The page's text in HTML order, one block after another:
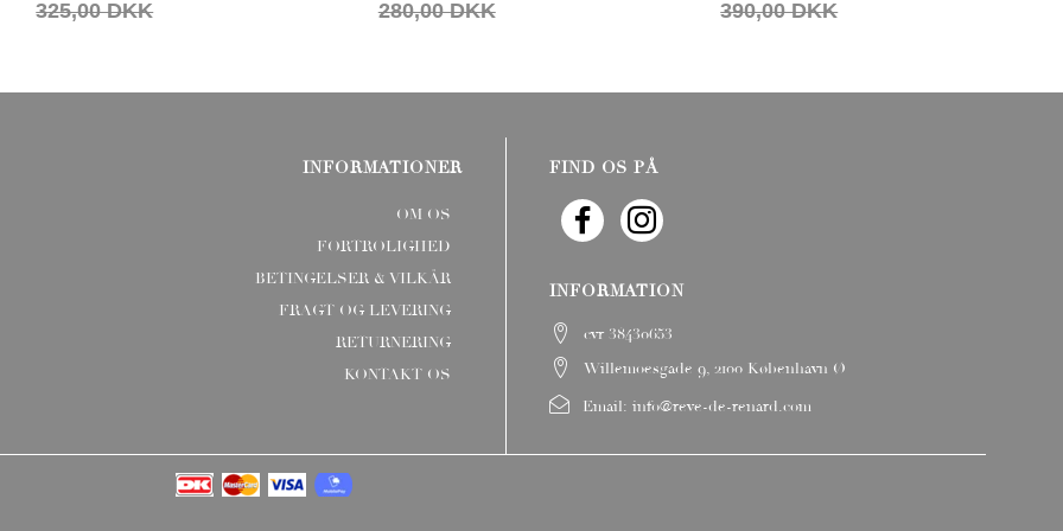
325,00 DKK
280,00 DKK
390,00 DKK
INFORMATIONER
OM OS
FORTROLIGHED
BETINGELSER & VILKÅR
FRAGT OG LEVERING
RETURNERING
KONTAKT OS
FIND OS PÅ
INFORMATION
cvr 38430653
Willemoesgade 9, 2100 København Ø
Email:info@reve-de-renard.com